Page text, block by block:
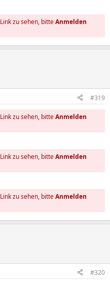
zu sehen, bitteAnmelden
#319
zu sehen, bitteAnmelden
zu sehen, bitteAnmelden
zu sehen, bitteAnmelden
#320